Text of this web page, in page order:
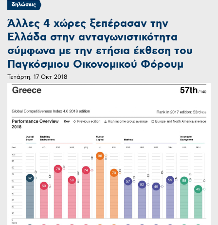
δηλώσεις
Άλλες 4 χώρες ξεπέρασαν την
Ελλάδα στην ανταγωνιστικότητα
σύμφωνα με την ετήσια έκθεση του
Παγκόσμιου Οικονομικού Φόρουμ
Τετάρτη, 17 Οκτ 2018